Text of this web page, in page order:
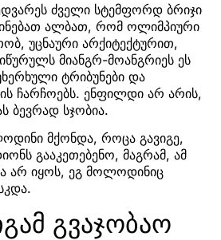
ძველი სტემფორდ ბრიჯი
ალბათ, რომ ოლიმპიური
უცნაური არქიტექტურით,
მიანგრ-მოანგრიეს ეს
ტრიბუნები და
ჩარჩოებს. ენფილდი არ არის,
ბევრად სჯობია.
მქონდა, როცა გავიგე,
გააკეთებენო, მაგრამ, ამ
არ იყოს, ეგ მოლოდინიც
გვაჯობაო